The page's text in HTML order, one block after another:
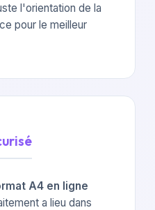
l'orientation de la
pour le meilleur
A4 en ligne
a lieu dans